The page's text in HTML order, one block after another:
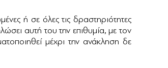
ή σε όλες τις δραστηριότητες
αυτή του την επιθυμία, με τον
μέχρι την ανάκληση δε